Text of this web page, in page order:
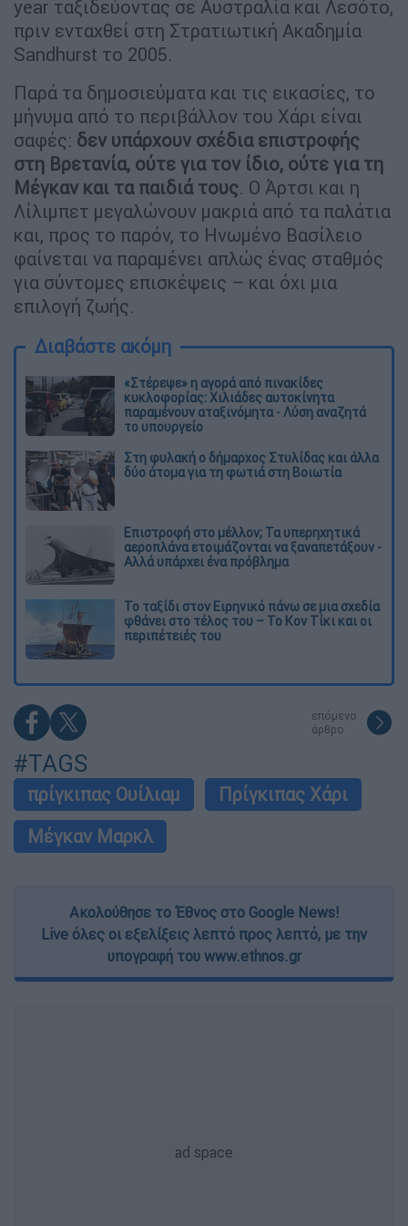
year ταξιδεύοντας σε Αυστραλία και Λεσότο,
πριν ενταχθεί στη Στρατιωτική Ακαδημία
Sandhurst το 2005.
Παρά τα δημοσιεύματα και τις εικασίες, το
μήνυμα από το περιβάλλον του Χάρι είναι
σαφές: δεν υπάρχουν σχέδια επιστροφής
στη Βρετανία, ούτε για τον ίδιο, ούτε για τη
Μέγκαν και τα παιδιά τους. Ο Άρτσι και η
Λίλιμπετ μεγαλώνουν μακριά από τα παλάτια
και, προς το παρόν, το Ηνωμένο Βασίλειο
φαίνεται να παραμένει απλώς ένας σταθμός
για σύντομες επισκέψεις – και όχι μια
επιλογή ζωής.
Διαβάστε ακόμη
«Στέρεψε» η αγορά από πινακίδες
κυκλοφορίας: Χιλιάδες αυτοκίνητα
παραμένουν αταξινόμητα - Λύση αναζητά
το υπουργείο
Στη φυλακή ο δήμαρχος Στυλίδας και άλλα
δύο άτομα για τη φωτιά στη Βοιωτία
Επιστροφή στο μέλλον; Τα υπερηχητικά
αεροπλάνα ετοιμάζονται να ξαναπετάξουν -
Αλλά υπάρχει ένα πρόβλημα
Το ταξίδι στον Ειρηνικό πάνω σε μια σχεδία
φθάνει στο τέλος του – Το Κον Τίκι και οι
περιπέτειές του
επόμενο
άρθρο
#TAGS
πρίγκιπας Ουίλιαμ
Πρίγκιπας Χάρι
Μέγκαν Μαρκλ
Ακολούθησε το Έθνος στο Google News!
Live όλες οι εξελίξεις λεπτό προς λεπτό, με την
υπογραφή του www.ethnos.gr